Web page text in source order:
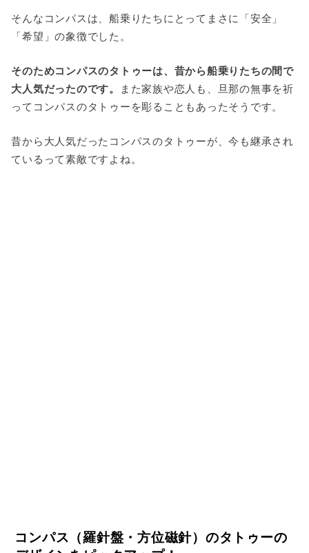
そんなコンパスは、船乗りたちにとってまさに「安全」
「希望」の象徴でした。
そのためコンパスのタトゥーは、昔から船乗りたちの間で
大人気だったのです。
また家族や恋人も、旦那の無事を祈
ってコンパスのタトゥーを彫ることもあったそうです。
昔から大人気だったコンパスのタトゥーが、今も継承され
ているって素敵ですよね。
コンパス（羅針盤・方位磁針）のタトゥーの